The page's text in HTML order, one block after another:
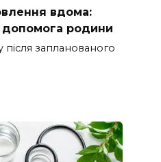
вдома:
допомога родини
запланованого